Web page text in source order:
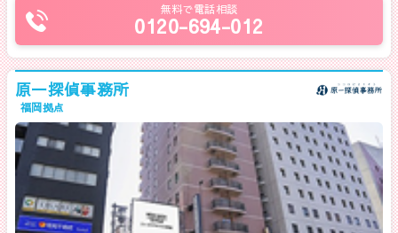
無料で電話相談
0120-694-012
原一探偵事務所
福岡拠点